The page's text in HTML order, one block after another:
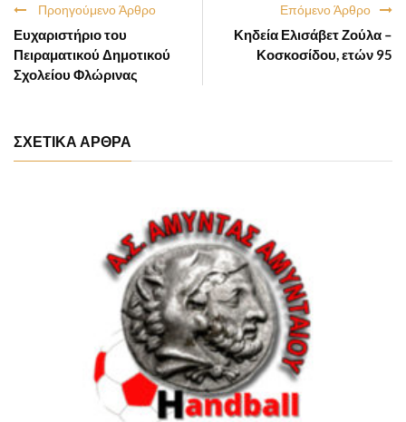
Επόμενο Άρθρο
Κηδεία Ελισάβετ Ζούλα –
Κοσκοσίδου, ετών 95
Προηγούμενο Άρθρο
Ευχαριστήριο του
Πειραματικού Δημοτικού
Σχολείου Φλώρινας
ΣΧΕΤΙΚΑ ΑΡΘΡΑ